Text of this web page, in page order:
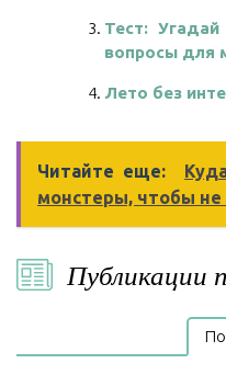
Тест:
вопросы для
Лето без
Читайте еще:
монстеры, чтобы
Публикации